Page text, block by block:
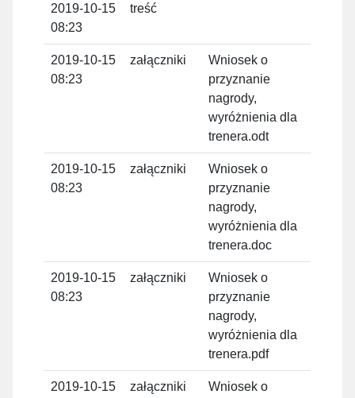
2019-10-15
08:23
treść
2019-10-15
08:23
załączniki
Wniosek o
przyznanie
nagrody,
wyróżnienia dla
trenera.odt
2019-10-15
08:23
załączniki
Wniosek o
przyznanie
nagrody,
wyróżnienia dla
trenera.doc
2019-10-15
08:23
załączniki
Wniosek o
przyznanie
nagrody,
wyróżnienia dla
trenera.pdf
2019-10-15
załączniki
Wniosek o